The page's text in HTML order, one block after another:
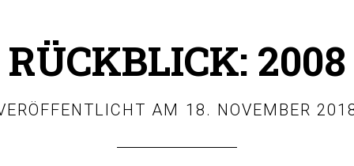
RÜCKBLICK: 2008
AM 18. NOVEMBER